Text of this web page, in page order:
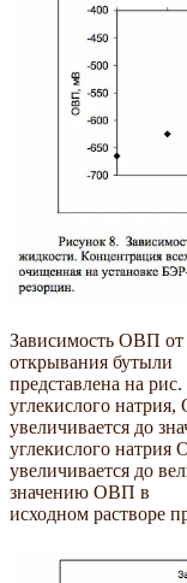
Зависимость ОВП от
открывания бутыли
представлена на
углекислого
увеличивается до
углекислого натрия
увеличивается до
значению ОВП в
исходном растворе